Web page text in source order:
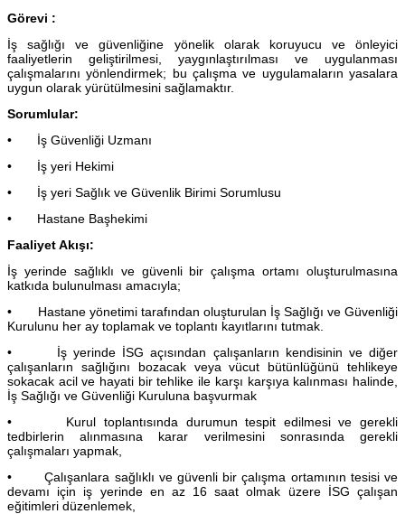
Görevi :
İş sağlığı ve güvenliğine yönelik olarak koruyucu ve önleyici
faaliyetlerin geliştirilmesi, yaygınlaştırılması ve uygulanması
çalışmalarını yönlendirmek; bu çalışma ve uygulamaların yasalara
uygun olarak yürütülmesini sağlamaktır.
Sorumlular:
• İş Güvenliği Uzmanı
• İş yeri Hekimi
• İş yeri Sağlık ve Güvenlik Birimi Sorumlusu
• Hastane Başhekimi
Faaliyet Akışı:
İş yerinde sağlıklı ve güvenli bir çalışma ortamı oluşturulmasına
katkıda bulunulması amacıyla;
• Hastane yönetimi tarafından oluşturulan İş Sağlığı ve Güvenliği
Kurulunu her ay toplamak ve toplantı kayıtlarını tutmak.
• İş yerinde İSG açısından çalışanların kendisinin ve diğer
çalışanların sağlığını bozacak veya vücut bütünlüğünü tehlikeye
sokacak acil ve hayati bir tehlike ile karşı karşıya kalınması halinde,
İş Sağlığı ve Güvenliği Kuruluna başvurmak
• Kurul toplantısında durumun tespit edilmesi ve gerekli
tedbirlerin alınmasına karar verilmesini sonrasında gerekli
çalışmaları yapmak,
• Çalışanlara sağlıklı ve güvenli bir çalışma ortamının tesisi ve
devamı için iş yerinde en az 16 saat olmak üzere İSG çalışan
eğitimleri düzenlemek,